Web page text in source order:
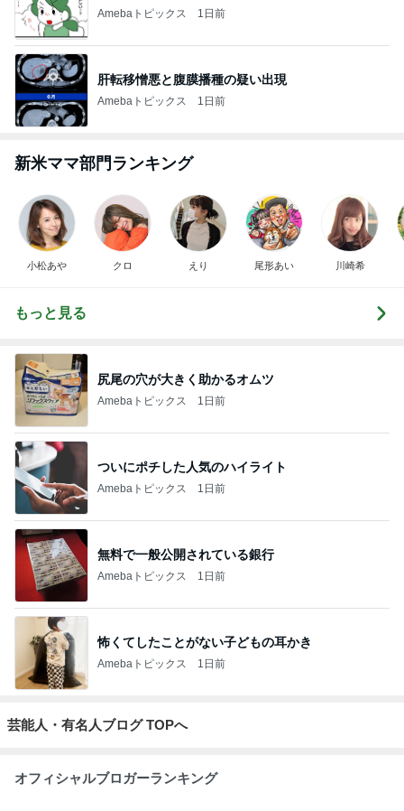
Amebaトピックス 1日前
肝転移憎悪と腹膜播種の疑い出現
Amebaトピックス 1日前
新米ママ部門ランキング
小松あや クロ えり 尾形あい 川崎希
もっと見る
尻尾の穴が大きく助かるオムツ
Amebaトピックス 1日前
ついにポチした人気のハイライト
Amebaトピックス 1日前
無料で一般公開されている銀行
Amebaトピックス 1日前
怖くてしたことがない子どもの耳かき
Amebaトピックス 1日前
芸能人・有名人ブログ TOPへ
オフィシャルブロガーランキング